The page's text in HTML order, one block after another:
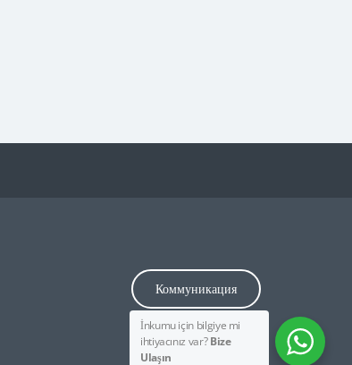
Коммуникация
İnkumu için bilgiye mi
ihtiyacınız var?Bize
Ulaşın